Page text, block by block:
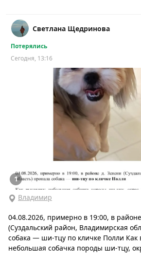
Светлана Щедринова
Потерялись
Сегодня, 13:16
1
Владимир
04.08.2026, примерно в 19:00, в
(Суздальский район, Владимирская
собака — ши-тцу по кличке Полли Как
небольшая собачка породы ши-тцу,